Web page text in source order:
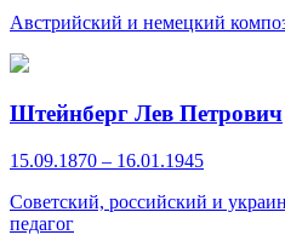
Австрийский и немецкий
Штейнберг Лев Петрович
15.09.1870 – 16.01.1945
Советский, российский и
педагог